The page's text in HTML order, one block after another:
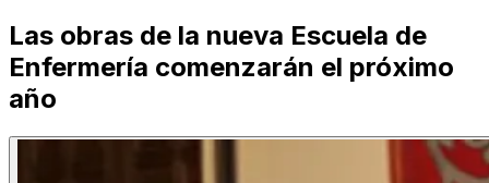
Las obras de la nueva Escuela de
Enfermería comenzarán el próximo
año